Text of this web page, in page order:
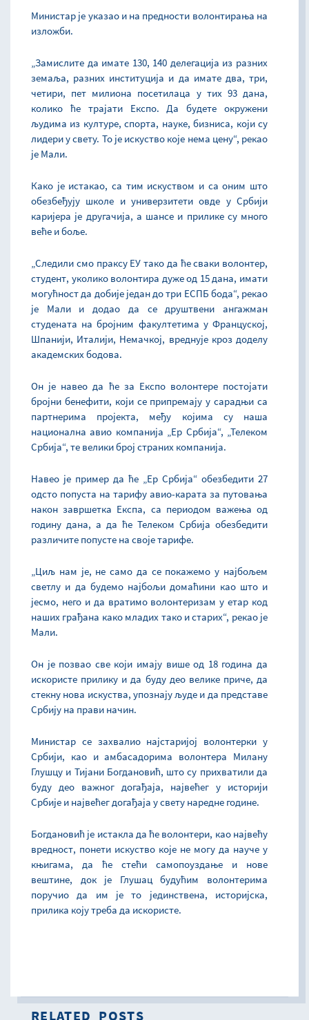
Министар је указао и на предности волонтирања на
изложби.
„Замислите да имате 130, 140 делегација из разних
земаља, разних институција и да имате два, три,
четири, пет милиона посетилаца у тих 93 дана,
колико ће трајати Експо. Да будете окружени
људима из културе, спорта, науке, бизниса, који су
лидери у свету. То је искуство које нема цену“, рекао
је Мали.
Како је истакао, са тим искуством и са оним што
обезбеђују школе и универзитети овде у Србији
каријера је другачија, а шансе и прилике су много
веће и боље.
„Следили смо праксу ЕУ тако да ће сваки волонтер,
студент, уколико волонтира дуже од 15 дана, имати
могућност да добије један до три ЕСПБ бода“, рекао
је Мали и додао да се друштвени ангажман
студената на бројним факултетима у Француској,
Шпанији, Италији, Немачкој, вреднује кроз доделу
академских бодова.
Он је навео да ће за Експо волонтере постојати
бројни бенефити, који се припремају у сарадњи са
партнерима пројекта, међу којима су наша
национална авио компанија „Ер Србија“, „Телеком
Србија“, те велики број страних компанија.
Навео је пример да ће „Ер Србија“ обезбедити 27
одсто попуста на тарифу авио-карата за путовања
након завршетка Експа, са периодом важења од
годину дана, а да ће Телеком Србија обезбедити
различите попусте на своје тарифе.
„Циљ нам је, не само да се покажемо у најбољем
светлу и да будемо најбољи домаћини као што и
јесмо, него и да вратимо волонтеризам у етар код
наших грађана како младих тако и старих“, рекао је
Мали.
Он је позвао све који имају више од 18 година да
искористе прилику и да буду део велике приче, да
стекну нова искуства, упознају људе и да представе
Србију на прави начин.
Министар се захвалио најстаријој волонтерки у
Србији, као и амбасадорима волонтера Милану
Глушцу и Тијани Богдановић, што су прихватили да
буду део важног догађаја, највећег у историји
Србије и највећег догађаја у свету наредне године.
Богдановић је истакла да ће волонтери, као највећу
вредност, понети искуство које не могу да науче у
књигама, да ће стећи самопоуздање и нове
вештине, док је Глушац будућим волонтерима
поручио да им је то јединствена, историјска,
прилика коју треба да искористе.
RELATED_POSTS